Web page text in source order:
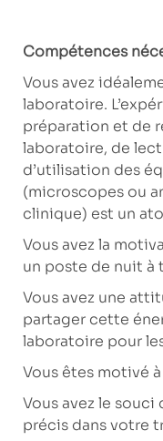
Compétences
Vous avez
laboratoire.
préparation et de
laboratoire, de
d’utilisation des
(microscopes ou
clinique) est un
Vous avez la
un poste de nuit à
Vous avez une
partager cette
laboratoire pour
Vous êtes motivé
Vous avez le
précis dans votre